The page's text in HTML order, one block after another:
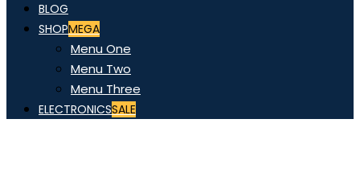
BLOG
SHOPMEGA
Menu One
Menu Two
Menu Three
ELECTRONICSSALE